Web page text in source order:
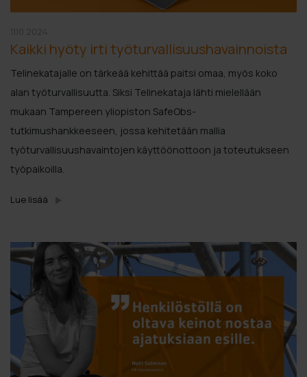
Kaikki hyöty irti työturvallisuushavainnoista
Telinekatajalle on tärkeää kehittää paitsi omaa, myös koko
alan työturvallisuutta. Siksi Telinekataja lähti mielellään
mukaan Tampereen yliopiston SafeObs-
tutkimushankkeeseen, jossa kehitetään mallia
työturvallisuushavaintojen käyttöönottoon ja toteutukseen
työpaikoilla.
Lue lisää